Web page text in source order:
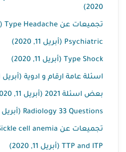
2020)
تجميعات عن Type Headache (أبريل 11, 2020)
Psychiatric (أبريل 11, 2020)
Type Shock (أبريل 11, 2020)
اسئلة عامة ارقام و ادوية (أبريل 11, 2020)
بعض اسئلة 2021 (أبريل 11, 2020)
Radiology 33 Questions (أبريل 11, 2020)
تجميعات عن Sickle cell anemia (أبريل 11, 2020)
TTP and ITP (أبريل 11, 2020)